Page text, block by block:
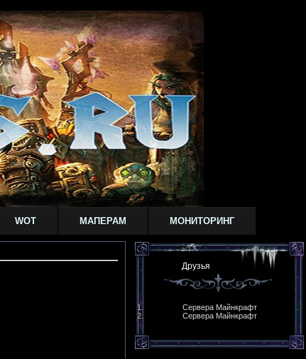
WOT МАПЕРАМ МОНИТОРИНГ
Друзья
Сервера Майнкрафт
Сервера Майнкрафт